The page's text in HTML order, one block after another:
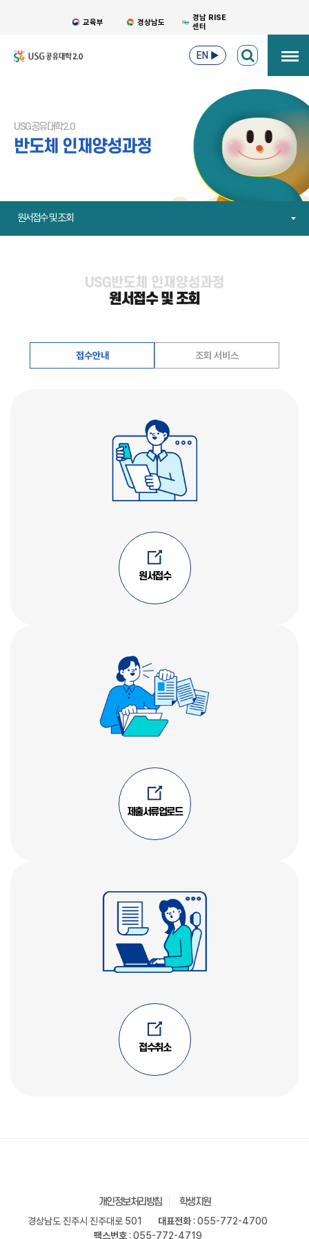
교육부 경상남도
경남 RISE
센터
EN ▶
USG공유대학2.0
반도체 인재양성과정
원서접수 및 조회
원서접수 및 조회
접수안내 조회 서비스
원서접수
제출서류업로드
접수취소
개인정보처리방침 학생지원
경상남도 진주시 진주대로 501 대표전화: 055-772-4700
팩스번호: 055-772-4719